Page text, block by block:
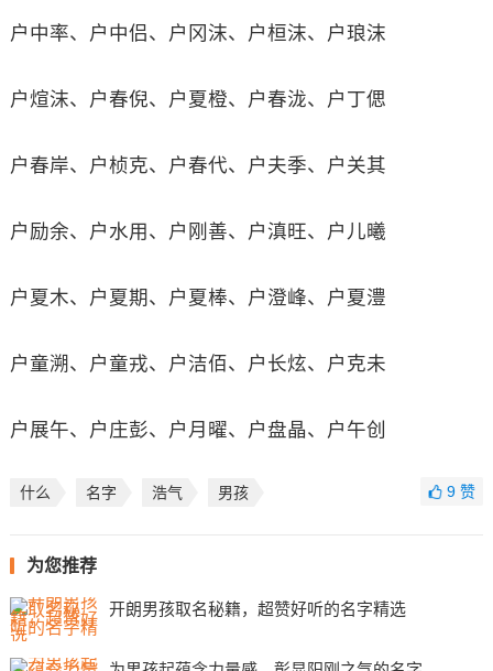
户中率、户中侣、户冈沫、户桓沫、户琅沫
户煊沫、户春倪、户夏橙、户春泷、户丁偲
户春岸、户桢克、户春代、户夫季、户关其
户励余、户水用、户刚善、户滇旺、户儿曦
户夏木、户夏期、户夏棒、户澄峰、户夏澧
户童溯、户童戎、户洁佰、户长炫、户克未
户展午、户庄彭、户月曜、户盘晶、户午创
什么 名字 浩气 男孩 9赞
为您推荐
开朗男孩取名秘籍，超赞好听的名字精选